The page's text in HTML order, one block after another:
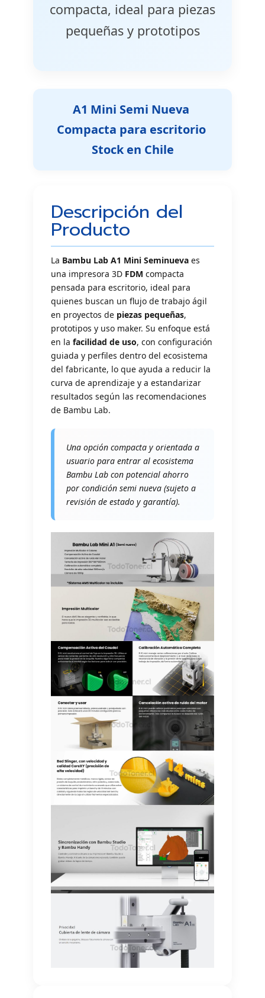
compacta, ideal para piezas
pequeñas y prototipos
A1 Mini Semi Nueva 
Compacta para escritorio 
Stock en Chile
Descripción del
Producto
La Bambu Lab A1 Mini Seminueva es
una impresora 3D FDM compacta
pensada para escritorio, ideal para
quienes buscan un flujo de trabajo ágil
en proyectos de piezas pequeñas,
prototipos y uso maker. Su enfoque está
en la facilidad de uso, con configuración
guiada y perfiles dentro del ecosistema
del fabricante, lo que ayuda a reducir la
curva de aprendizaje y a estandarizar
resultados según las recomendaciones
de Bambu Lab.
Una opción compacta y orientada a
usuario para entrar al ecosistema
Bambu Lab con potencial ahorro
por condición semi nueva (sujeto a
revisión de estado y garantía).